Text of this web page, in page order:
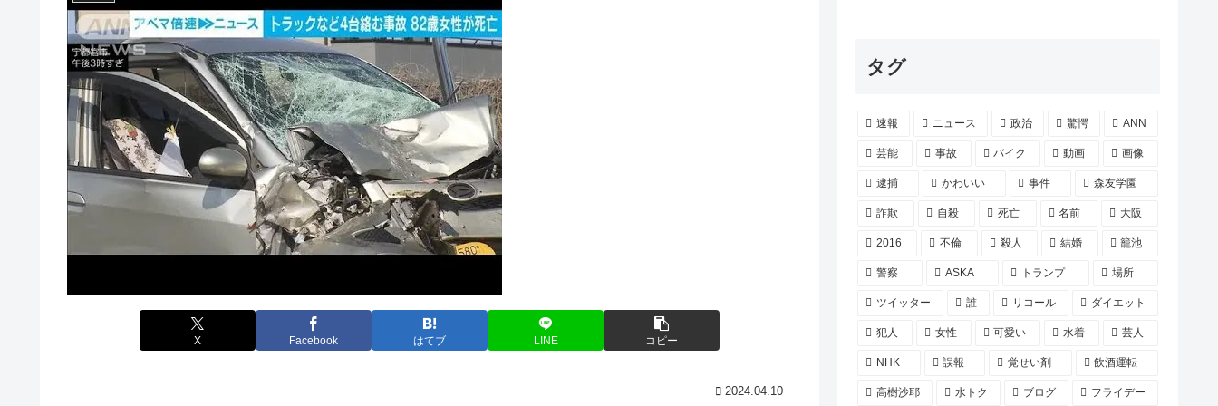
X Facebook はてブ LINE コピー
2024.04.10
タグ
速報 ニュース 政治 驚愕 ANN
芸能 事故 バイク 動画 画像
逮捕 かわいい 事件 森友学園
詐欺 自殺 死亡 名前 大阪
2016 不倫 殺人 結婚 籠池
警察 ASKA トランプ 場所
ツイッター 誰 リコール ダイエット
犯人 女性 可愛い 水着 芸人
NHK 誤報 覚せい剤 飲酒運転
高樹沙耶 水トク ブログ フライデー